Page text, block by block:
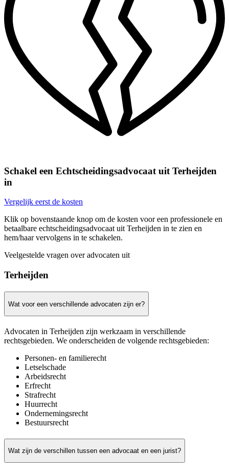
Schakel een Echtscheidingsadvocaat uit Terheijden
in
Vergelijk eerst de kosten
Klik op bovenstaande knop om de kosten voor een professionele en
betaalbare echtscheidingsadvocaat uit Terheijden in te zien en
hem/haar vervolgens in te schakelen.
Veelgestelde vragen over advocaten uit
Terheijden
Wat voor een verschillende advocaten zijn er?
Advocaten in Terheijden zijn werkzaam in verschillende
rechtsgebieden. We onderscheiden de volgende rechtsgebieden:
Personen- en familierecht
Letselschade
Arbeidsrecht
Erfrecht
Strafrecht
Huurrecht
Ondernemingsrecht
Bestuursrecht
Wat zijn de verschillen tussen een advocaat en een jurist?